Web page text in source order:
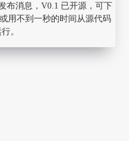
布消息，V0.1 已开源，可下
用不到一秒的时间从源代码
。